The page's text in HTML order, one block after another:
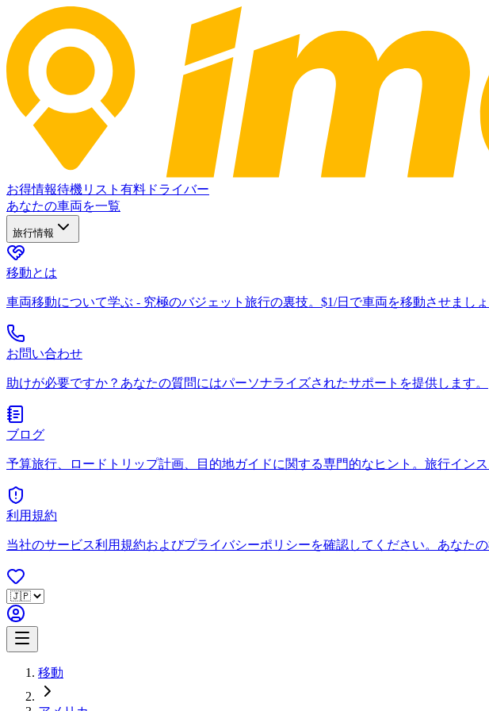
お得情報待機リスト 有料ドライバー
あなたの車両を一覧
旅行情報
移動とは
車両移動について学ぶ - 究極のバジェット旅行の裏技。$1/日で車両を移動させましょ
お問い合わせ
助けが必要ですか？あなたの質問にはパーソナライズされたサポートを提供します。
ブログ
予算旅行、ロードトリップ計画、目的地ガイドに関する専門的なヒント。旅行インス
利用規約
当社のサービス利用規約およびプライバシーポリシーを確認してください。あなた
移動